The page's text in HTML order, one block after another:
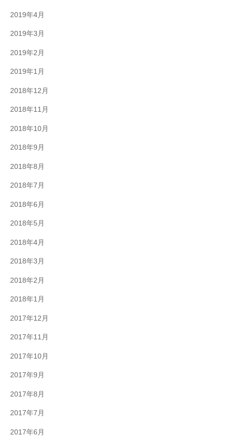
2019年4月
2019年3月
2019年2月
2019年1月
2018年12月
2018年11月
2018年10月
2018年9月
2018年8月
2018年7月
2018年6月
2018年5月
2018年4月
2018年3月
2018年2月
2018年1月
2017年12月
2017年11月
2017年10月
2017年9月
2017年8月
2017年7月
2017年6月